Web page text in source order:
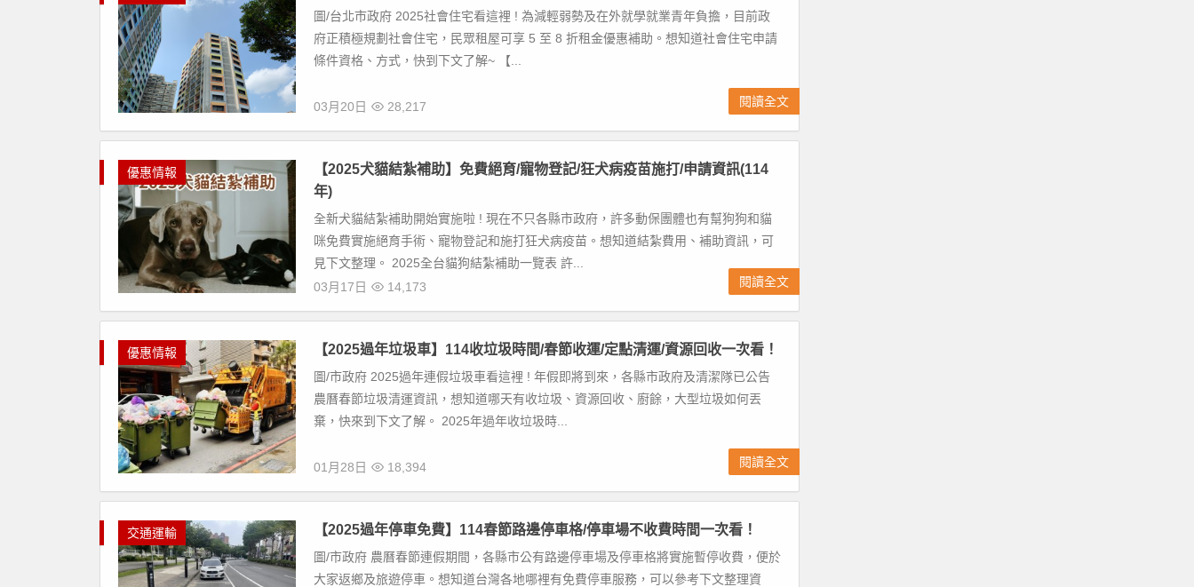
圖/台北市政府 2025社會住宅看這裡 ! 為減輕弱勢及在外就學就業青年負擔，目前政
府正積極規劃社會住宅，民眾租屋可享 5 至 8 折租金優惠補助。想知道社會住宅申請
條件資格、方式，快到下文了解~ 【...
03月20日 28,217 閱讀全文
優惠情報
【2025犬貓結紮補助】免費絕育/寵物登記/狂犬病疫苗施打/申請資訊(114
年)
全新犬貓結紮補助開始實施啦 ! 現在不只各縣市政府，許多動保團體也有幫狗狗和貓
咪免費實施絕育手術、寵物登記和施打狂犬病疫苗。想知道結紮費用、補助資訊，可
見下文整理。 2025全台貓狗結紮補助一覽表 許...
03月17日
14,173 閱讀全文
優惠情報 【2025過年垃圾車】114收垃圾時間/春節收運/定點清運/資源回收一次看！
圖/市政府 2025過年連假垃圾車看這裡 ! 年假即將到來，各縣市政府及清潔隊已公告
農曆春節垃圾清運資訊，想知道哪天有收垃圾、資源回收、廚餘，大型垃圾如何丟
棄，快來到下文了解。 2025年過年收垃圾時...
01月28日 18,394 閱讀全文
交通運輸 【2025過年停車免費】114春節路邊停車格/停車場不收費時間一次看！
圖/市政府 農曆春節連假期間，各縣市公有路邊停車場及停車格將實施暫停收費，便於
大家返鄉及旅遊停車。想知道台灣各地哪裡有免費停車服務，可以參考下文整理資